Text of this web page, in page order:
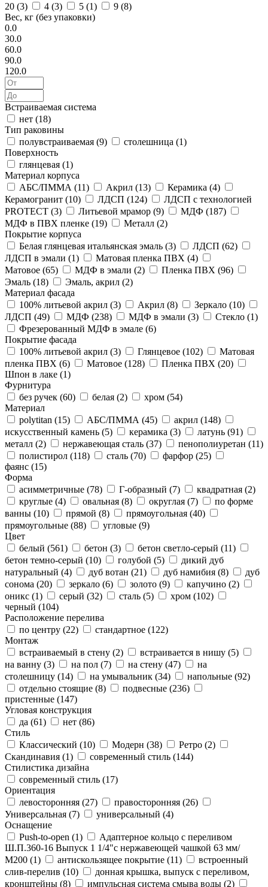
20 (3) 4 (3) 5 (1) 9 (8)
Вес, кг (без упаковки)
0.0
30.0
60.0
90.0
120.0
Встраиваемая система
нет (18)
Тип раковины
полувстраиваемая (9) столешница (1)
Поверхность
глянцевая (1)
Материал корпуса
АБС/ПММА (11) Акрил (13) Керамика (4)
Керамогранит (10) ЛДСП (124)
ЛДСП с технологией
PROTECT (3) Литьевой мрамор (9) МДФ (187)
МДФ в ПВХ пленке (19) Металл (2)
Покрытие корпуса
Белая глянцевая итальянская эмаль (3) ЛДСП (62)
ЛДСП в эмали (1) Матовая пленка ПВХ (4)
Матовое (65) МДФ в эмали (2) Пленка ПВХ (96)
Эмаль (18) Эмаль, акрил (2)
Материал фасада
100% литьевой акрил (3) Акрил (8) Зеркало (10)
ЛДСП (49) МДФ (238) МДФ в эмали (3) Стекло (1)
Фрезерованный МДФ в эмале (6)
Покрытие фасада
100% литьевой акрил (3) Глянцевое (102)
Матовая
пленка ПВХ (6) Матовое (128) Пленка ПВХ (20)
Шпон в лаке (1)
Фурнитура
без ручек (60) белая (2) хром (54)
Материал
polytitan (15) АБС/ПММА (45) акрил (148)
искусственный камень (5) керамика (3) латунь (91)
металл (2) нержавеющая сталь (37) пенополиуретан (11)
полистирол (118) сталь (70) фарфор (25)
фаянс (15)
Форма
асимметричные (78) Г-образный (7) квадратная (2)
круглые (4) овальная (8) округлая (7)
по форме
ванны (10) прямой (8) прямоугольная (40)
прямоугольные (88) угловые (9)
Цвет
белый (561) бетон (3) бетон светло-серый (11)
бетон темно-серый (10) голубой (5)
дикий дуб
натуральный (4) дуб вотан (21) дуб намибия (8)
дуб
сонома (20) зеркало (6) золото (9) капучино (2)
оникс (1) серый (32) сталь (5) хром (102)
черный (104)
Расположение перелива
по центру (22) стандартное (122)
Монтаж
встраиваемый в стену (2) встраивается в нишу (5)
на ванну (3) на пол (7) на стену (47)
на
столешницу (14) на умывальник (34) напольные (92)
отдельно стоящие (8) подвесные (236)
пристенные (147)
Угловая конструкция
да (61) нет (86)
Стиль
Классический (10) Модерн (38) Ретро (2)
Скандинавия (1) современный стиль (144)
Стилистика дизайна
современный стиль (17)
Ориентация
левосторонняя (27) правосторонняя (26)
Универсальная (7) универсальный (4)
Оснащение
Push-to-open (1)
Адаптерное кольцо с переливом
Ш.П.360-16 Выпуск 1 1/4"с нержавеющей чашкой 63 мм/
М200 (1) антискользящее покрытие (11)
встроенный
слив-перелив (10)
донная крышка, выпуск с переливом,
кронштейны (8) импульсная система смыва воды (2)